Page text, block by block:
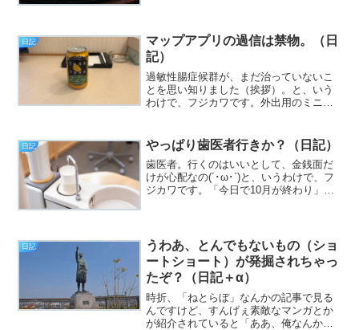
日記
マップアプリの過信は禁物。（日
記）
過敏性腸症候群が、まだ治っていないこ
とを思い知りました（挨拶）。と、いう
わけで、フジカワです。外出用のミニノ
まだに慣れない金曜日、皆様いかがお過
ごしでしょうか。今日の...
日記 やっぱり歯医者行きか？（日記）
歯医者。行くのはいいとして、金銭面だ
けが心配なの(´･ω･`)と、いうわけで、フ
ジカワです。「今日で10月が終わり」と
活。嫌だー！」...
日記
うわあ、とんでもないもの（ショ
ートショート）が発掘されちゃっ
たぞ？（日記＋α）
時折、「ねとらぼ」なんかの記事で見る
んですけど、すんげぇ素敵なマンガとか
が紹介されていると「ああ、俺なんかま